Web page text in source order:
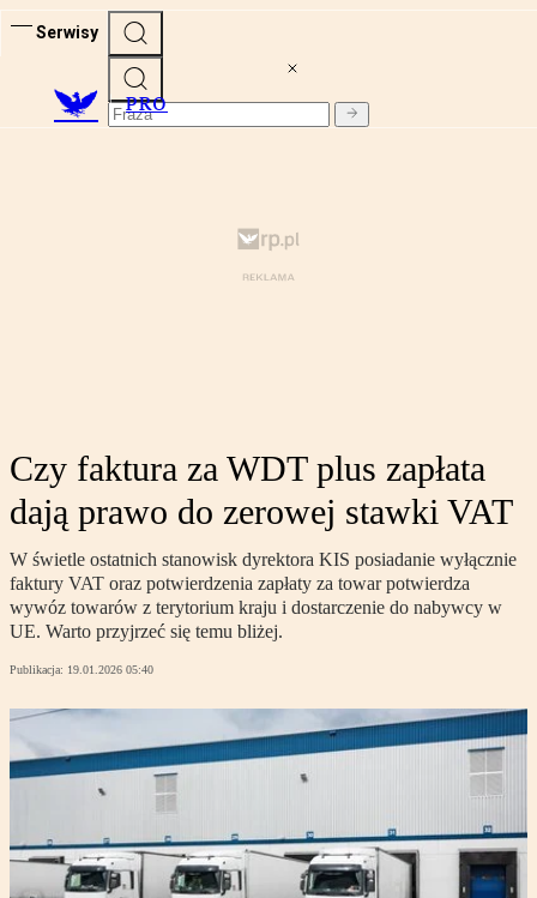
Serwisy
PRO
Czy faktura za WDT plus zapłata
dają prawo do zerowej stawki VAT
W świetle ostatnich stanowisk dyrektora KIS posiadanie wyłącznie
faktury VAT oraz potwierdzenia zapłaty za towar potwierdza
wywóz towarów z terytorium kraju i dostarczenie do nabywcy w
UE. Warto przyjrzeć się temu bliżej.
Publikacja: 19.01.2026 05:40